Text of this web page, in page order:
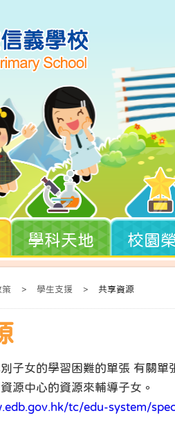
學科天地 校園
策 > 學生支援 > 共享資源
子女的學習困難的單張 有關
源中心的資源來輔導子女。
tc/edu-system/